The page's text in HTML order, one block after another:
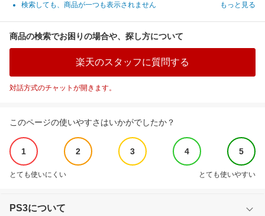
検索しても、商品が一つも表示されません
もっと見る
商品の検索でお困りの場合や、探し方について
楽天のスタッフに質問する
対話方式のチャットが開きます。
このページの使いやすさはいかがでしたか？
1 2 3 4 5
とても使いにくい とても使いやすい
PS3について